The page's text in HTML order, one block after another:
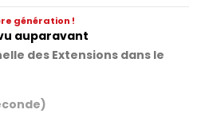
génération !
auparavant
des Extensions dans le